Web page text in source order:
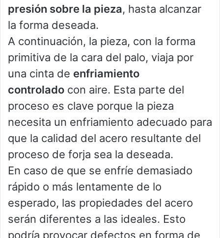
presión sobre la pieza, hasta alcanzar
la forma deseada.
A continuación, la pieza, con la forma
primitiva de la cara del palo, viaja por
una cinta de enfriamiento
controlado con aire. Esta parte del
proceso es clave porque la pieza
necesita un enfriamiento adecuado para
que la calidad del acero resultante del
proceso de forja sea la deseada.
En caso de que se enfríe demasiado
rápido o más lentamente de lo
esperado, las propiedades del acero
serán diferentes a las ideales. Esto
podría provocar defectos en forma de